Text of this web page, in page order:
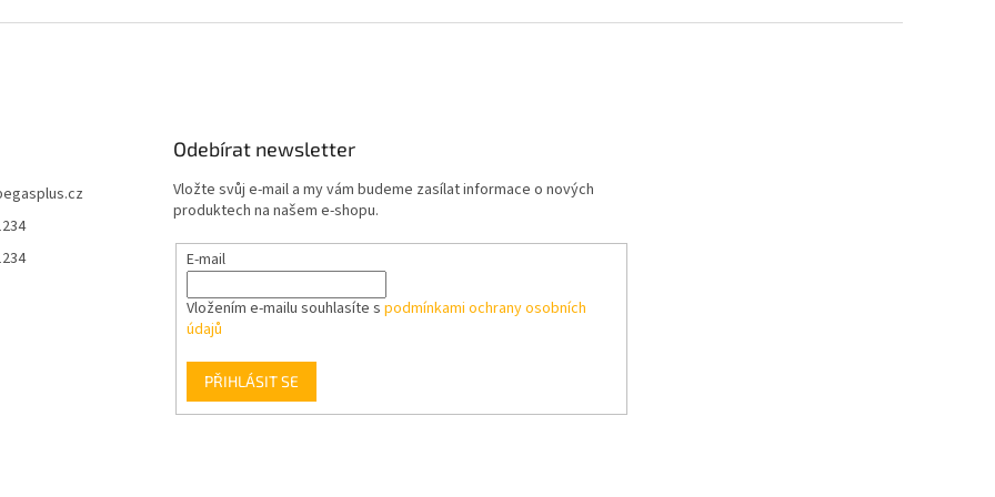
Odebírat newsletter
Vložte svůj e-mail a my vám budeme zasílat informace o nových
produktech na našem e-shopu.
E-mail
Vložením e-mailu souhlasíte s podmínkami ochrany osobních
údajů
PŘIHLÁSIT SE